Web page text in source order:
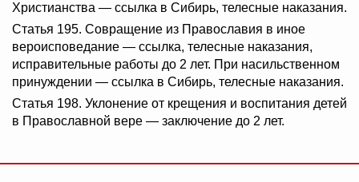
Христианства — ссылка в Сибирь, телесные наказания.
Статья 195. Совращение из Православия в иное
вероисповедание — ссылка, телесные наказания,
исправительные работы до 2 лет. При насильственном
принуждении — ссылка в Сибирь, телесные наказания.
Статья 198. Уклонение от крещения и воспитания детей
в Православной вере — заключение до 2 лет.